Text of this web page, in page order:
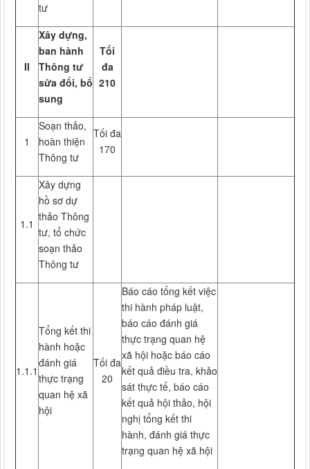
tư
II
Xây dựng,
ban hành
Thông tư
sửa đổi, bổ
sung
Tối
đa
210
1
Soạn thảo,
hoàn thiện
Thông tư
Tối đa
170
1.1
Xây dựng
hồ sơ dự
thảo Thông
tư, tổ chức
soạn thảo
Thông tư
1.1.1
Tổng kết thi
hành hoặc
đánh giá
thực trạng
quan hệ xã
hội
Tối đa
20
Báo cáo tổng kết việc
thi hành pháp luật,
báo cáo đánh giá
thực trạng quan hệ
xã hội hoặc báo cáo
kết quả điều tra, khảo
sát thực tế, báo cáo
kết quả hội thảo, hội
nghị tổng kết thi
hành, đánh giá thực
trạng quan hệ xã hội